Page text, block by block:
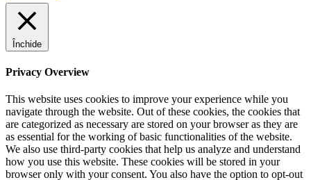
Închide
Privacy Overview
This website uses cookies to improve your experience while you
navigate through the website. Out of these cookies, the cookies that
are categorized as necessary are stored on your browser as they are
as essential for the working of basic functionalities of the website.
We also use third-party cookies that help us analyze and understand
how you use this website. These cookies will be stored in your
browser only with your consent. You also have the option to opt-out